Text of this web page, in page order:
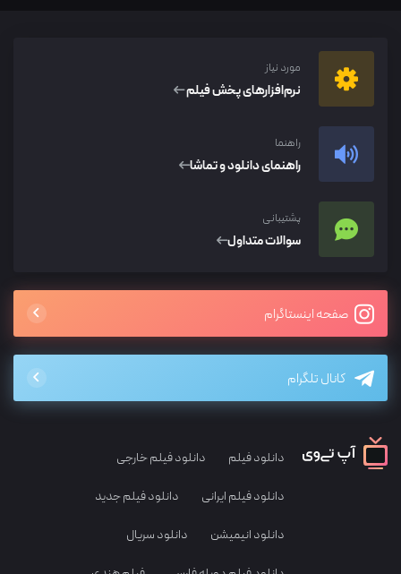
مورد نیاز
نرم‌افزار‌های پخش فیلم
راهنما
راهنمای دانلود و تماشا
پشتیبانی
سوالات متداول
صفحه اینستاگرام
کانال تلگرام
دانلود فیلم دانلود فیلم خارجی
دانلود فیلم ایرانی دانلود فیلم جدید
دانلود انیمیشن دانلود سریال